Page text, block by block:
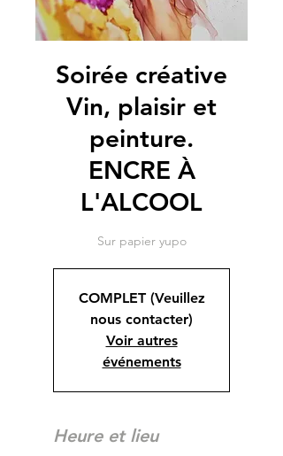
Soirée créative
Vin, plaisir et
peinture.
ENCRE À
L'ALCOOL
Sur papier yupo
COMPLET (Veuillez
nous contacter)
Voir autres
événements
Heure et lieu